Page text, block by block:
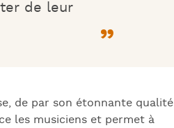
de leur
de par son étonnante qualité
les musiciens et permet à